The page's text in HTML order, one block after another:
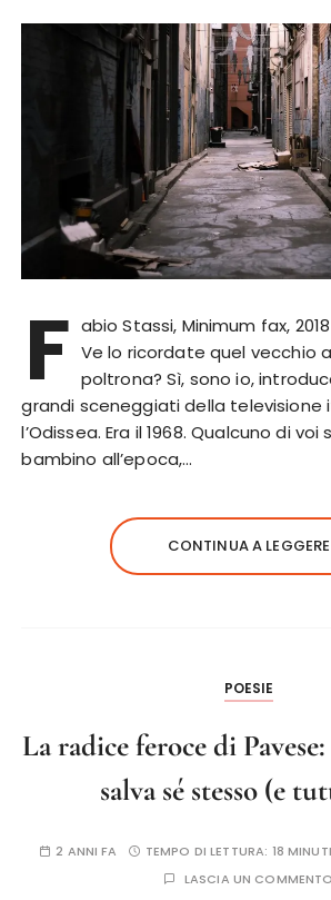
F abio Stassi, Minimum fax,
Ve lo ricordate quel vecchio
poltrona? Sì, sono io,
grandi sceneggiati della televisione
l’Odissea. Era il 1968. Qualcuno di
bambino all’epoca,…
CONTINUA A LEGGERE
POESIE
La radice feroce di Pavese:
salva sé stesso (e
2 ANNI FA TEMPO DI LETTURA: 18 MINUTI
LASCIA UN COMMENTO